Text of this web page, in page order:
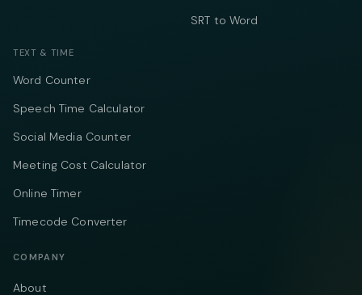
SRT to Word
TEXT & TIME
Word Counter
Speech Time Calculator
Social Media Counter
Meeting Cost Calculator
Online Timer
Timecode Converter
COMPANY
About